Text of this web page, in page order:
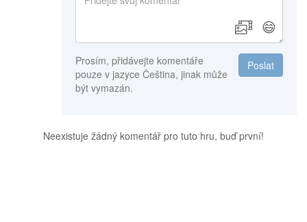
😄
Poslat
Prosím, přidávejte komentáře
pouze v jazyce Čeština, jinak může
být vymazán.
Neexistuje žádný komentář pro tuto hru, buď první!